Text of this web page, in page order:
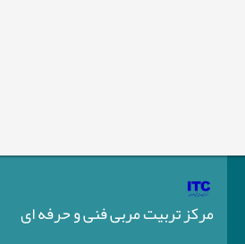
مرکز تربیت مربی فنی و حرفه ای